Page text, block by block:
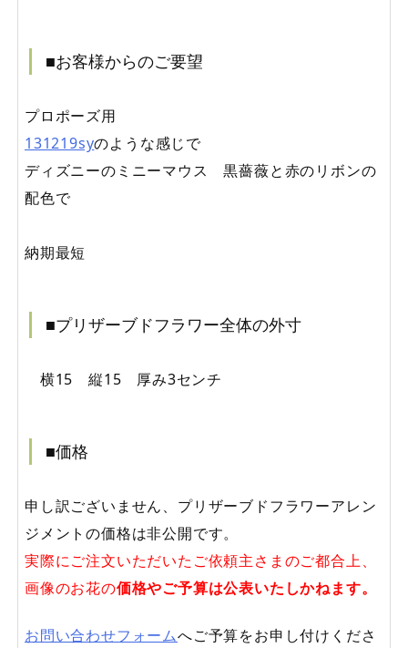
■お客様からのご要望
プロポーズ用
131219syのような感じで
ディズニーのミニーマウス 黒薔薇と赤のリボンの
配色で
納期最短
■プリザーブドフラワー全体の外寸
横15 縦15 厚み3センチ
■価格
申し訳ございません、プリザーブドフラワーアレン
ジメントの価格は非公開です。
実際にご注文いただいたご依頼主さまのご都合上、
画像のお花の価格やご予算は公表いたしかねます。
お問い合わせフォームへご予算をお申し付けくださ